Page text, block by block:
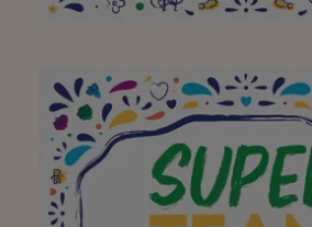
Aan mijn
buurtsuper
plezier, en met
of te